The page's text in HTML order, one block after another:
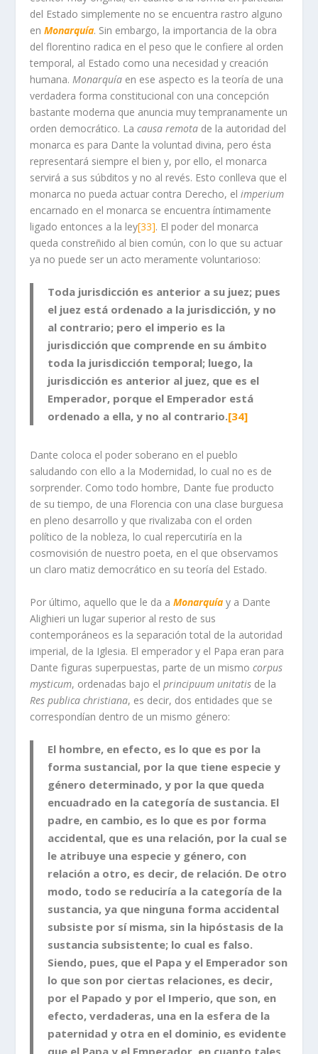
del Estado simplemente no se encuentra rastro alguno
enMonarquía. Sin embargo, la importancia de la obra
del florentino radica en el peso que le confiere al orden
temporal, al Estado como una necesidad y creación
humana.Monarquía en ese aspecto es la teoría de una
verdadera forma constitucional con una concepción
bastante moderna que anuncia muy tempranamente un
orden democrático. Lacausa remota de la autoridad del
monarca es para Dante la voluntad divina, pero ésta
representará siempre el bien y, por ello, el monarca
servirá a sus súbditos y no al revés. Esto conlleva que el
monarca no pueda actuar contra Derecho, elimperium
encarnado en el monarca se encuentra íntimamente
ligado entonces a la ley[33]. El poder del monarca
queda constreñido al bien común, con lo que su actuar
ya no puede ser un acto meramente voluntarioso:
Toda jurisdicción es anterior a su juez; pues
el juez está ordenado a la jurisdicción, y no
al contrario; pero el imperio es la
jurisdicción que comprende en su ámbito
toda la jurisdicción temporal; luego, la
jurisdicción es anterior al juez, que es el
Emperador, porque el Emperador está
ordenado a ella, y no al contrario.[34]
Dante coloca el poder soberano en el pueblo
saludando con ello a la Modernidad, lo cual no es de
sorprender. Como todo hombre, Dante fue producto
de su tiempo, de una Florencia con una clase burguesa
en pleno desarrollo y que rivalizaba con el orden
político de la nobleza, lo cual repercutiría en la
cosmovisión de nuestro poeta, en el que observamos
un claro matiz democrático en su teoría del Estado.
Por último, aquello que le da aMonarquía y a Dante
Alighieri un lugar superior al resto de sus
contemporáneos es la separación total de la autoridad
imperial, de la Iglesia. El emperador y el Papa eran para
Dante figuras superpuestas, parte de un mismocorpus
mysticum, ordenadas bajo elprincipuum unitatis de la
Res publica christiana, es decir, dos entidades que se
correspondían dentro de un mismo género:
El hombre, en efecto, es lo que es por la
forma sustancial, por la que tiene especie y
género determinado, y por la que queda
encuadrado en la categoría de sustancia. El
padre, en cambio, es lo que es por forma
accidental, que es una relación, por la cual se
le atribuye una especie y género, con
relación a otro, es decir, de relación. De otro
modo, todo se reduciría a la categoría de la
sustancia, ya que ninguna forma accidental
subsiste por sí misma, sin la hipóstasis de la
sustancia subsistente; lo cual es falso.
Siendo, pues, que el Papa y el Emperador son
lo que son por ciertas relaciones, es decir,
por el Papado y por el Imperio, que son, en
efecto, verdaderas, una en la esfera de la
paternidad y otra en el dominio, es evidente
que el Papa y el Emperador, en cuanto tales,